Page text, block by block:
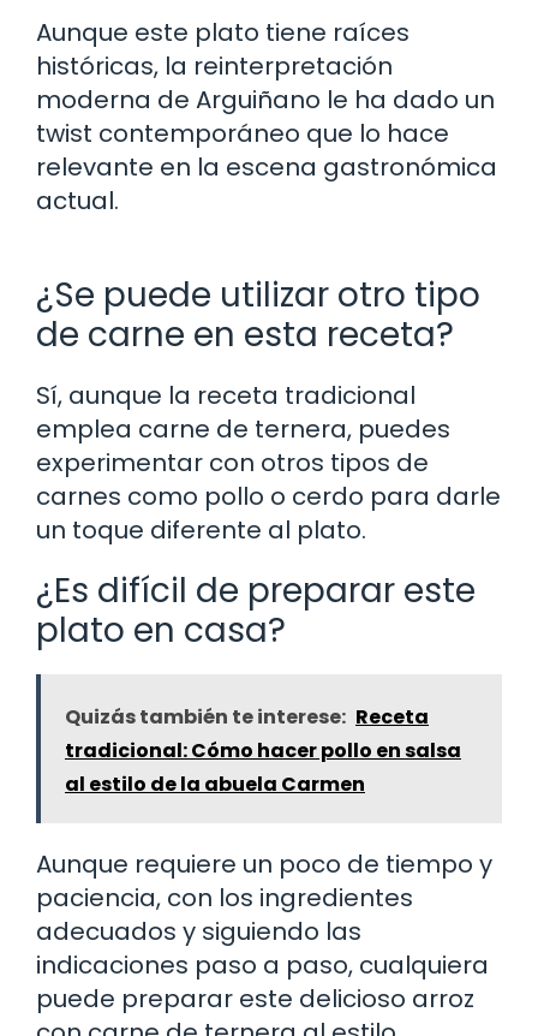
Aunque este plato tiene raíces
históricas, la reinterpretación
moderna de Arguiñano le ha dado un
twist contemporáneo que lo hace
relevante en la escena gastronómica
actual.
¿Se puede utilizar otro tipo
de carne en esta receta?
Sí, aunque la receta tradicional
emplea carne de ternera, puedes
experimentar con otros tipos de
carnes como pollo o cerdo para darle
un toque diferente al plato.
¿Es difícil de preparar este
plato en casa?
Quizás también te interese: Receta
tradicional: Cómo hacer pollo en salsa
al estilo de la abuela Carmen
Aunque requiere un poco de tiempo y
paciencia, con los ingredientes
adecuados y siguiendo las
indicaciones paso a paso, cualquiera
puede preparar este delicioso arroz